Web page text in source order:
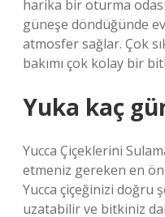
harika bir oturma
güneşe döndüğünde
atmosfer sağlar. Çok
bakımı çok kolay bir
Yuka kaç
Yucca Çiçeklerini
etmeniz gereken en
Yucca çiçeğinizi doğru
uzatabilir ve bitkiniz